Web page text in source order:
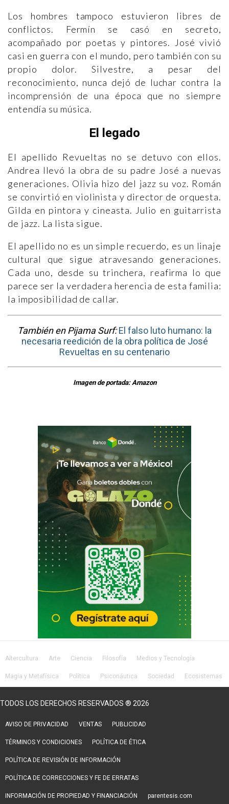
Los hombres tampoco estuvieron libres de
conflictos. Fermín se casó en secreto,
acompañado por poetas y pintores. José vivió
casi en guerra con el mundo, pero también con su
propio dolor. Silvestre, a pesar del
reconocimiento, nunca dejó de luchar contra la
incomprensión de una época que no siempre
entendía su música.
El legado
El apellido Revueltas no se detuvo con ellos.
Andrea llevó la obra de su padre José a nuevas
generaciones. Olivia hizo del jazz su voz. Román
se convirtió en violinista y director de orquesta.
Gilda en pintora y cineasta. Julio en guitarrista
de jazz. La lista sigue.
El apellido no es un simple recuerdo, es un linaje
cultural que sigue atravesando generaciones.
Cada uno, desde su trinchera, reafirma lo que
parece ser la verdadera herencia de esta familia:
la imposibilidad de callar.
También en Pijama Surf:El falso luto humano: la
necesaria reedición de la obra política de José
Revueltas en su centenario
Imagen de portada: Amazon
Altercultura Arte Ciencia Filosofía Medios y Tecnología
Magia y Metafísica Política Psiconáutica Sociedad Ecosistemas
TODOS LOS DERECHOS RESERVADOS ® 2026
AVISO DE PRIVACIDAD VENTAS PUBLICIDAD
TÉRMINOS Y CONDICIONES POLÍTICA DE ÉTICA
POLÍTICA DE REVISIÓN DE INFORMACIÓN
POLÍTICA DE CORRECCIONES Y FE DE ERRATAS
INFORMACIÓN DE PROPIEDAD Y FINANCIACIÓN parentesis.com